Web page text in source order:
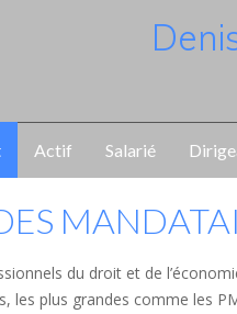
Actif Salarié
du droit et de
les plus grandes comme les